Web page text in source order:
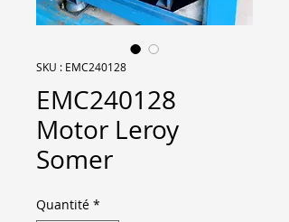
SKU : EMC240128
EMC240128
Motor Leroy
Somer
Quantité *